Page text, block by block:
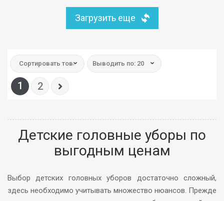
Загрузить еще
Сортировать товар: Выводить по: 20
1 2
Детские головные уборы по
выгодным ценам
Выбор детских головных уборов достаточно сложный,
здесь необходимо учитывать множество нюансов. Прежде